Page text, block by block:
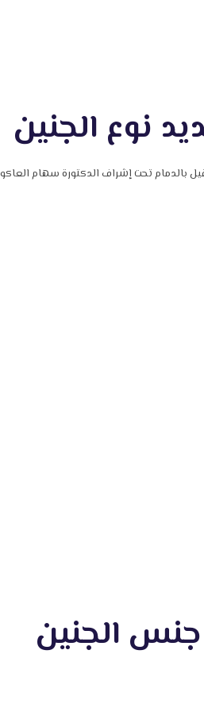
نوع الجنين
بالدمام تحت إشراف الدكتورة سهام
جنس الجنين